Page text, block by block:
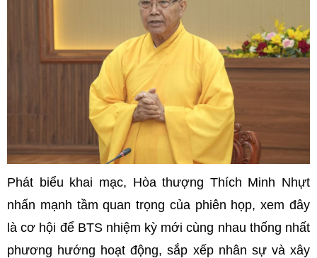
Phát biểu khai mạc, Hòa thượng Thích Minh Nhựt
nhấn mạnh tầm quan trọng của phiên họp, xem đây
là cơ hội để BTS nhiệm kỳ mới cùng nhau thống nhất
phương hướng hoạt động, sắp xếp nhân sự và xây